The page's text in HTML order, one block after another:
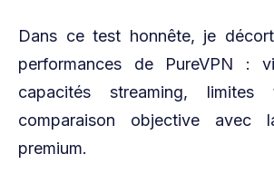
Dans ce test honnête, je
performances de PureVPN :
capacités streaming, limites
comparaison objective avec
premium.